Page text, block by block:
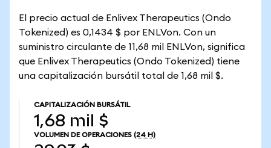
El precio actual de Enlivex Therapeutics (Ondo
Tokenized) es 0,1434 $ por ENLVon. Con un
suministro circulante de 11,68 mil ENLVon, significa
que Enlivex Therapeutics (Ondo Tokenized) tiene
una capitalización bursátil total de 1,68 mil $.
CAPITALIZACIÓN BURSÁTIL
1,68 mil $
VOLUMEN DE OPERACIONES (24 H)